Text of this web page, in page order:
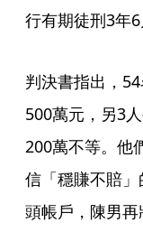
行有期徒刑3年6
判決書指出，
500萬元，另3
200萬不等。他
信「穩賺不賠
頭帳戶，陳男再